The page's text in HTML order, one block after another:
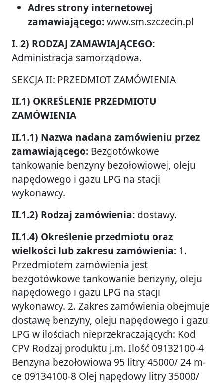
Adres strony internetowej
zamawiającego:www.sm.szczecin.pl
I. 2) RODZAJ ZAMAWIAJĄCEGO:
Administracja samorządowa.
SEKCJA II: PRZEDMIOT ZAMÓWIENIA
II.1) OKREŚLENIE PRZEDMIOTU
ZAMÓWIENIA
II.1.1) Nazwa nadana zamówieniu przez
zamawiającego: Bezgotówkowe
tankowanie benzyny bezołowiowej, oleju
napędowego i gazu LPG na stacji
wykonawcy.
II.1.2) Rodzaj zamówienia: dostawy.
II.1.4) Określenie przedmiotu oraz
wielkości lub zakresu zamówienia: 1.
Przedmiotem zamówienia jest
bezgotówkowe tankowanie benzyny, oleju
napędowego i gazu LPG na stacji
wykonawcy. 2. Zakres zamówienia obejmuje
dostawę benzyny, oleju napędowego i gazu
LPG w ilościach nieprzekraczających: Kod
CPV Rodzaj produktu j.m. Ilość 09132100-4
Benzyna bezołowiowa 95 litry 45000/ 24 m-
ce 09134100-8 Olej napędowy litry 35000/